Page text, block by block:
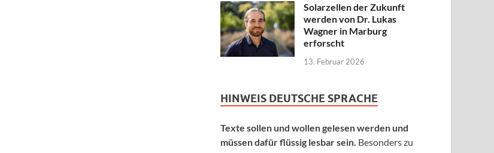
Solarzellen der Zukunft
werden von Dr. Lukas
Wagner in Marburg
erforscht
13. Februar 2026
HINWEIS DEUTSCHE SPRACHE
Texte sollen und wollen gelesen werden und
müssen dafür flüssig lesbar sein. Besonders zu